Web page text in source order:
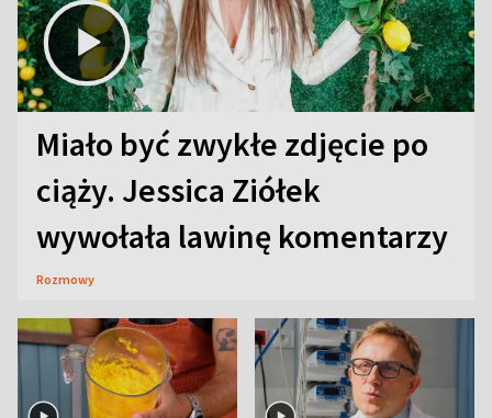
Miało być zwykłe zdjęcie po
ciąży. Jessica Ziółek
wywołała lawinę komentarzy
Rozmowy